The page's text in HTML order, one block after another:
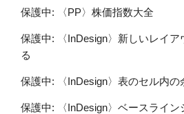
保護中: 〈PP〉株価指数大全
保護中: 〈InDesign〉新しいレイ
る
保護中: 〈InDesign〉表のセル内の
保護中: 〈InDesign〉ベースライン